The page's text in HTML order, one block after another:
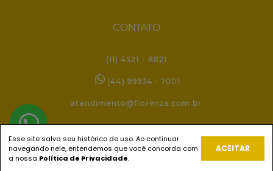
CONTATO
(11) 4521 - 8821
(44) 99934 - 7001
atendimento@florenza.com.br
REDES SOCIAIS
Esse site salva seu histórico de uso. Ao continuar
navegando nele, entendemos que você concorda com
a nossa Política de Privacidade.
ACEITAR